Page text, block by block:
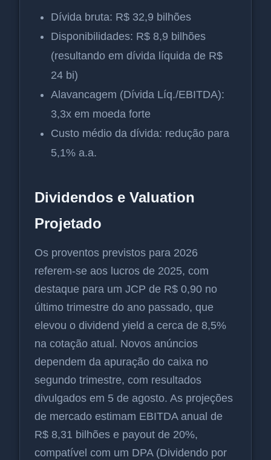
Dívida bruta: R$ 32,9 bilhões
Disponibilidades: R$ 8,9 bilhões
(resultando em dívida líquida de R$
24 bi)
Alavancagem (Dívida Líq./EBITDA):
3,3x em moeda forte
Custo médio da dívida: redução para
5,1% a.a.
Dividendos e Valuation
Projetado
Os proventos previstos para 2026
referem-se aos lucros de 2025, com
destaque para um JCP de R$ 0,90 no
último trimestre do ano passado, que
elevou o dividend yield a cerca de 8,5%
na cotação atual. Novos anúncios
dependem da apuração do caixa no
segundo trimestre, com resultados
divulgados em 5 de agosto. As projeções
de mercado estimam EBITDA anual de
R$ 8,31 bilhões e payout de 20%,
compatível com um DPA (Dividendo por